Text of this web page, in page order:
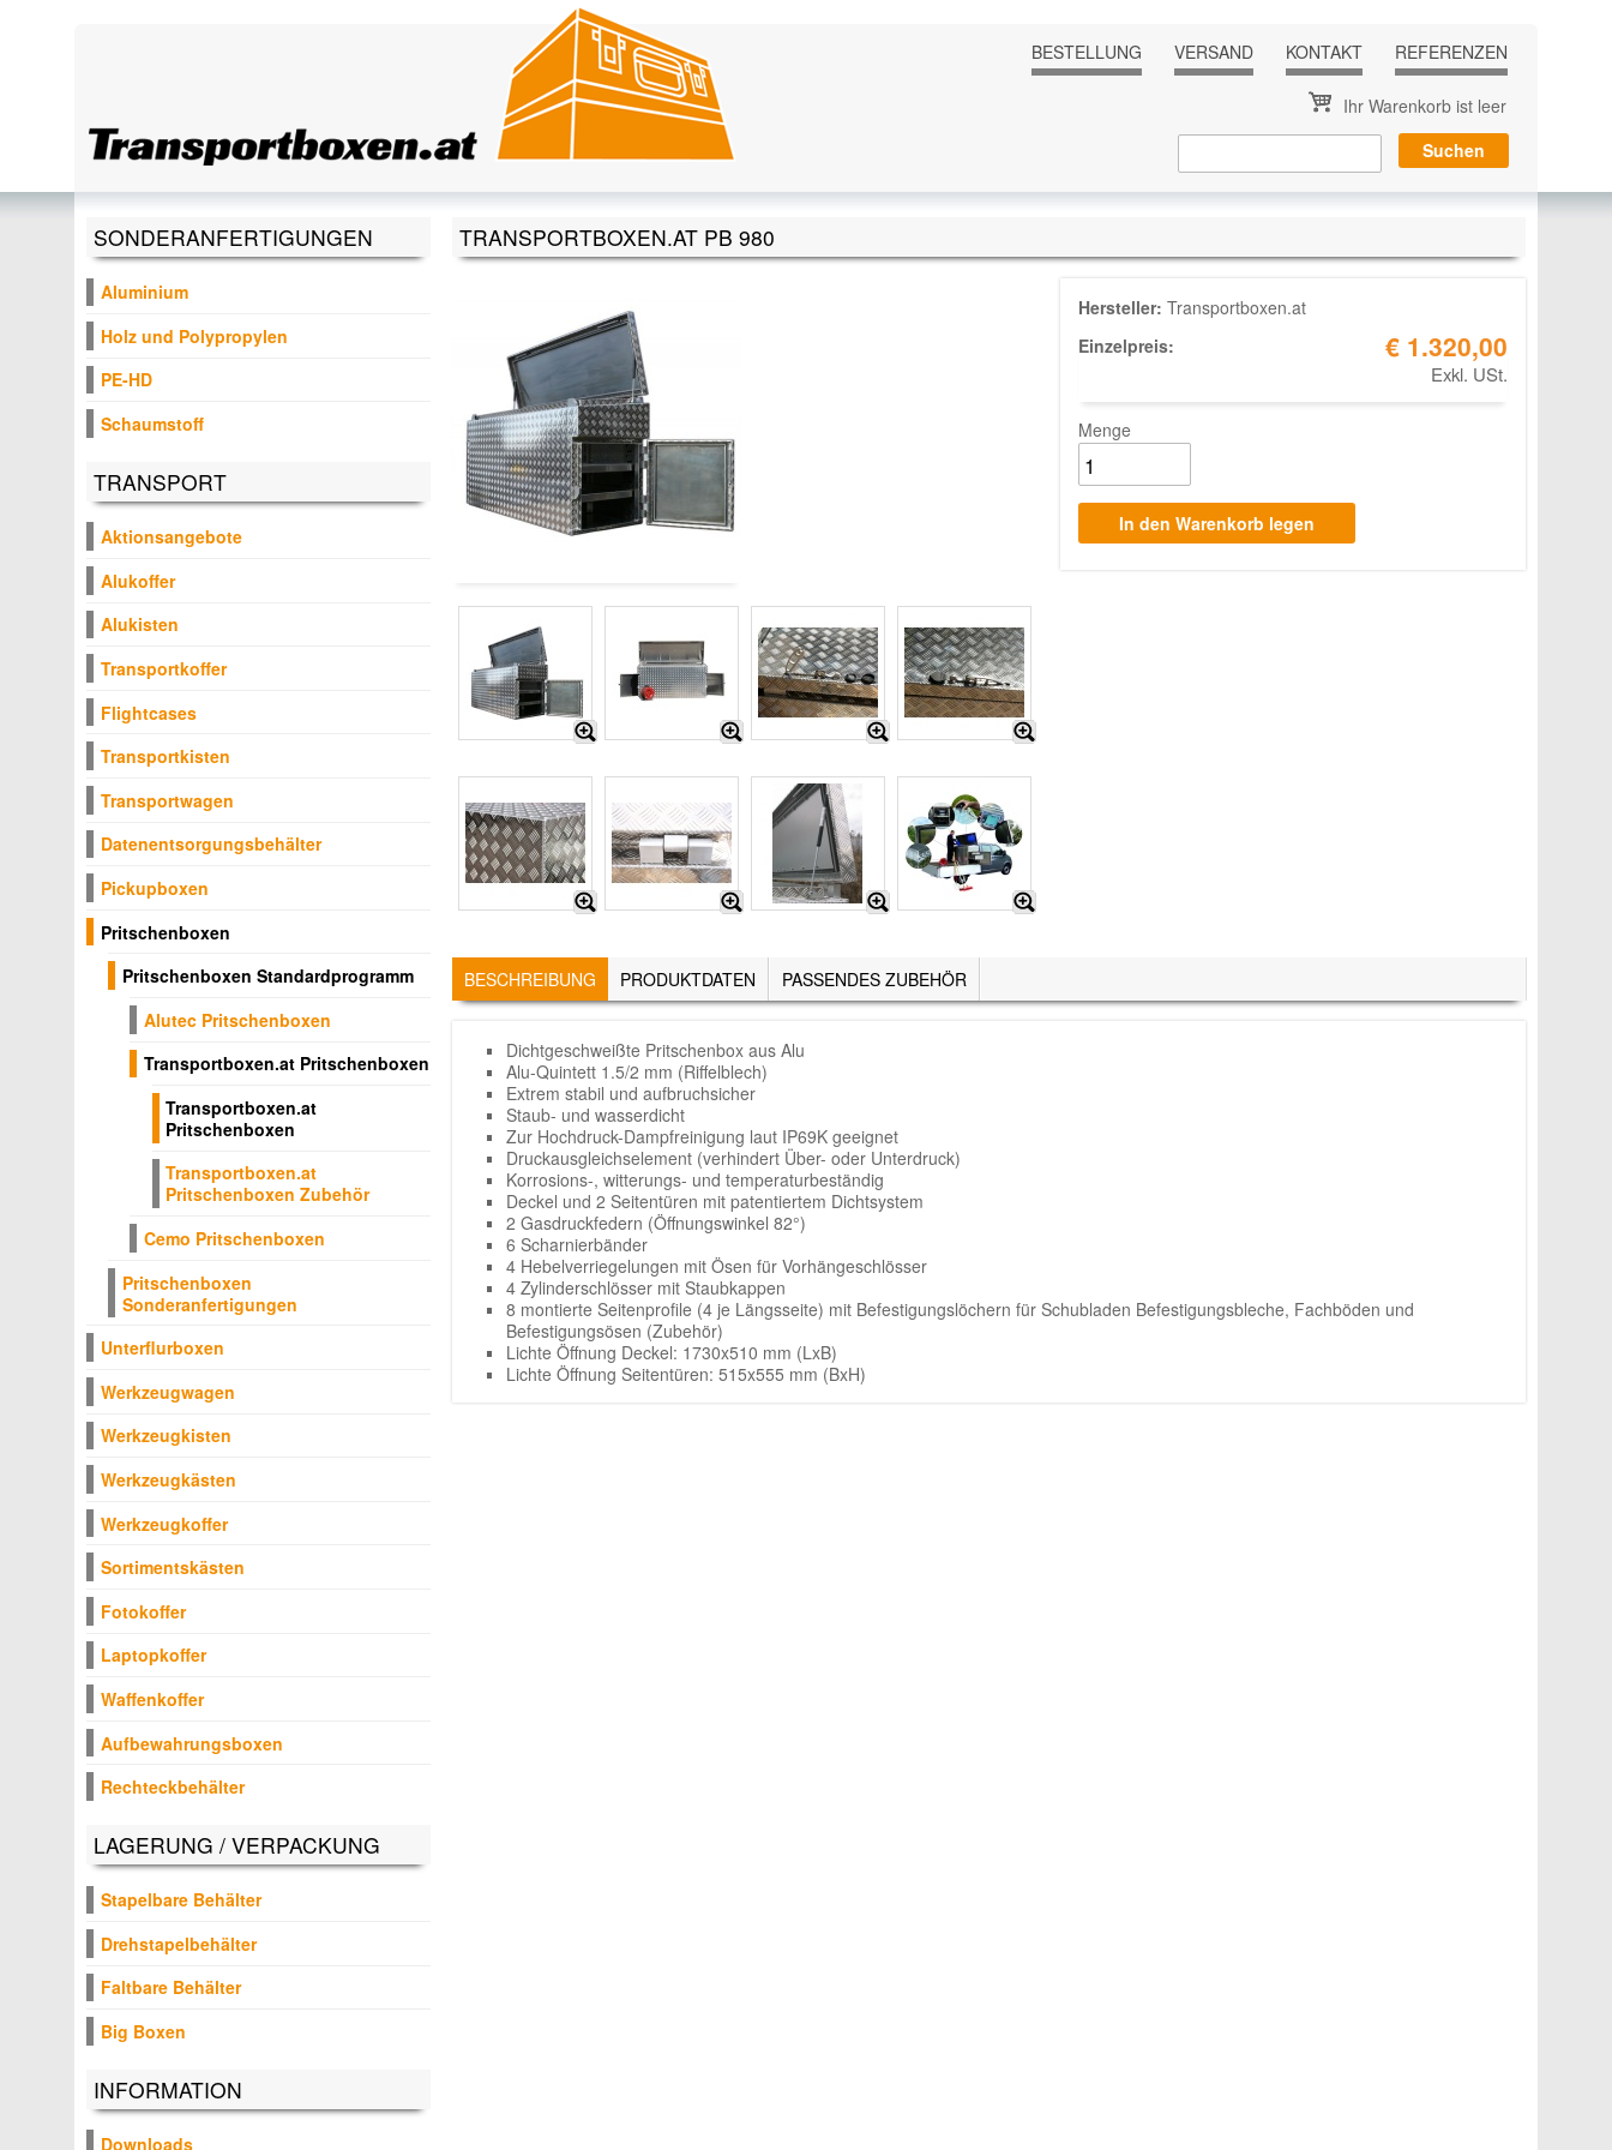
BESTELLUNG
VERSAND KONTAKT REFERENZEN
Ihr Warenkorb ist leer
TRANSPORTBOXEN.AT PB 980
Hersteller: Transportboxen.at
Einzelpreis:
€ 1.320,00
Exkl. USt.
Menge
TABS
BESCHREIBUNG (AKTIVER
REITER)
PRODUKTDATEN PASSENDES ZUBEHÖR
Dichtgeschweißte Pritschenbox aus Alu
Alu-Quintett 1.5/2 mm (Riffelblech)
Extrem stabil und aufbruchsicher
Staub- und wasserdicht
Zur Hochdruck-Dampfreinigung laut IP69K geeignet
Druckausgleichselement (verhindert Über- oder Unterdruck)
Korrosions-, witterungs- und temperaturbeständig
Deckel und 2 Seitentüren mit patentiertem Dichtsystem
2 Gasdruckfedern (Öffnungswinkel 82°)
6 Scharnierbänder
4 Hebelverriegelungen mit Ösen für Vorhängeschlösser
4 Zylinderschlösser mit Staubkappen
8 montierte Seitenprofile (4 je Längsseite) mit Befestigungslöchern für Schubladen Befestigungsbleche, Fachböden und
Befestigungsösen (Zubehör)
Lichte Öffnung Deckel: 1730x510 mm (LxB)
Lichte Öffnung Seitentüren: 515x555 mm (BxH)
SONDERANFERTIGUNGEN
Aluminium
Holz und Polypropylen
PE-HD
Schaumstoff
TRANSPORT
Aktionsangebote
Alukoffer
Alukisten
Transportkoffer
Flightcases
Transportkisten
Transportwagen
Datenentsorgungsbehälter
Pickupboxen
Pritschenboxen
Pritschenboxen Standardprogramm
Alutec Pritschenboxen
Transportboxen.at Pritschenboxen
Transportboxen.at
Pritschenboxen
Transportboxen.at
Pritschenboxen Zubehör
Cemo Pritschenboxen
Pritschenboxen
Sonderanfertigungen
Unterflurboxen
Werkzeugwagen
Werkzeugkisten
Werkzeugkästen
Werkzeugkoffer
Sortimentskästen
Fotokoffer
Laptopkoffer
Waffenkoffer
Aufbewahrungsboxen
Rechteckbehälter
LAGERUNG / VERPACKUNG
Stapelbare Behälter
Drehstapelbehälter
Faltbare Behälter
Big Boxen
INFORMATION
Downloads